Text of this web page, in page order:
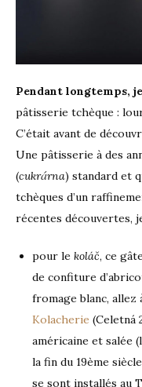
Pendant longtemps,
pâtisserie tchèque :
C’était avant de
Une pâtisserie à des
(cukrárna) standard et
tchèques d’un
récentes découvertes,
pour le koláč, ce
de confiture
fromage blanc, allez
Kolacherie (Celetná
américaine et salée
la fin du 19ème
se sont installés au